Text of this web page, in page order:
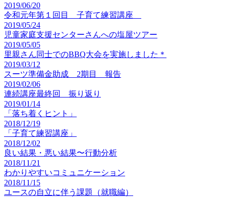
2019/06/20
令和元年第１回目 子育て練習講座
2019/05/24
児童家庭支援センターさんへの塩屋ツアー
2019/05/05
里親さん同士でのBBQ大会を実施しました＊
2019/03/12
スーツ準備金助成 2期目 報告
2019/02/06
連続講座最終回 振り返り
2019/01/14
「落ち着くヒント」
2018/12/19
「子育て練習講座」
2018/12/02
良い結果・悪い結果〜行動分析
2018/11/21
わかりやすいコミュニケーション
2018/11/15
ユースの自立に伴う課題（就職編）